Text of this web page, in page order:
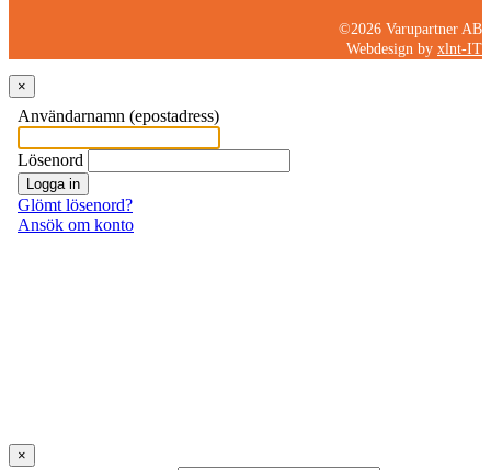
©2026 Varupartner AB
Webdesign by xlnt-IT
×
×